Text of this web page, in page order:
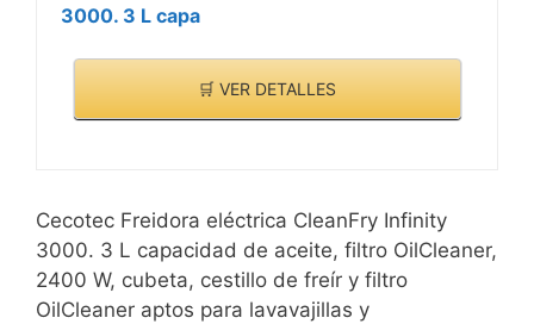
3000. 3 L capa
🛒 VER DETALLES
Cecotec Freidora eléctrica CleanFry Infinity
3000. 3 L capacidad de aceite, filtro OilCleaner,
2400 W, cubeta, cestillo de freír y filtro
OilCleaner aptos para lavavajillas y